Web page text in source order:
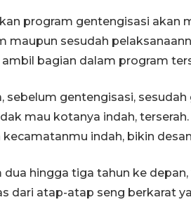
program gentengisasi akan
maupun sesudah
bagian dalam program
sebelum gentengisasi, sesudah
mau kotanya indah,
indah, bikin
dua hingga tiga tahun ke
dari atap-atap seng berkarat
12